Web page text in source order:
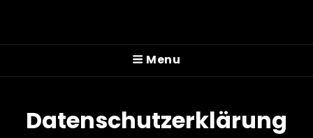
Menu
Datenschutzerklärung